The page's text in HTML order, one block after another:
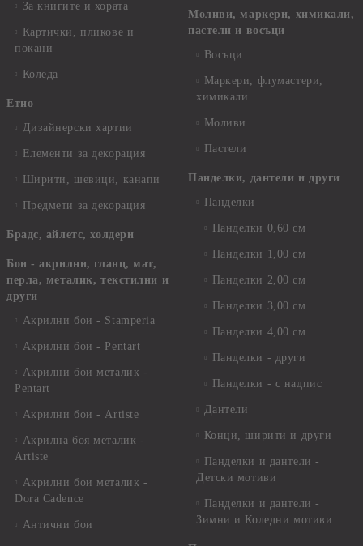
За книгите и хората
Картички, пликове и
покани
Коледа
Етно
Дизайнерски хартии
Елементи за декорация
Ширити, шевици, канапи
Предмети за декорация
Брадс, айлетс, холдери
Бои - акрилни, гланц, мат,
перла, металик, текстилни и
други
Акрилни бои - Stamperia
Акрилни бои - Pentart
Акрилни бои металик -
Pentart
Акрилни бои - Artiste
Акрилна боя металик -
Artiste
Акрилни бои металик -
Dora Cadence
Антични бои
Моливи, маркери, химикали,
пастели и восъци
Восъци
Маркери, флумастери,
химикали
Моливи
Пастели
Панделки, дантели и други
Панделки
Панделки 0,60 см
Панделки 1,00 см
Панделки 2,00 см
Панделки 3,00 см
Панделки 4,00 см
Панделки - други
Панделки - с надпис
Дантели
Конци, ширити и други
Панделки и дантели -
Детски мотиви
Панделки и дантели -
Зимни и Коледни мотиви